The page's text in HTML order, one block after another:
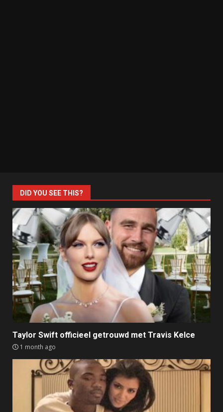
DID YOU SEE THIS?
Taylor Swift officieel getrouwd met Travis Kelce
1 month ago